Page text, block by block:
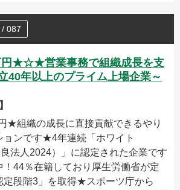
087
円★☆★営業事務で組織成長を支
年以上のプライム上場企業～
★組織の成長に直接貢献できるやり
ョンです★4年連続「ホワイト
法人2024）」に認定された企業です
44％在籍しており厚生労働省が定
定段階3」を取得★スポーツ庁から